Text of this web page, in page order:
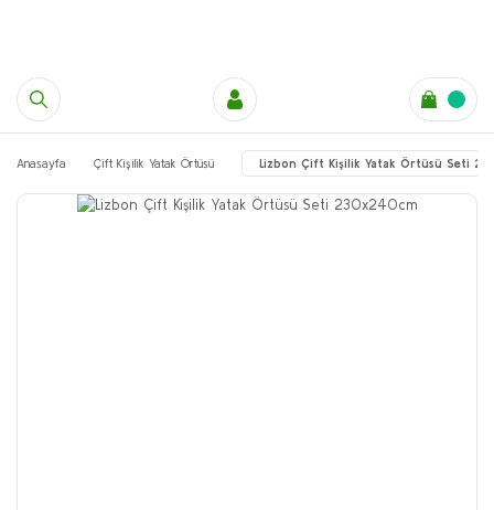
Anasayfa Çift Kişilik Yatak Örtüsü Lizbon Çift Kişilik Yatak Örtüsü Seti